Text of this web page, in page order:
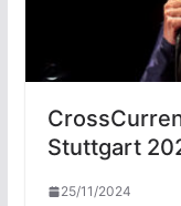
Stuttgart
25/11/2024